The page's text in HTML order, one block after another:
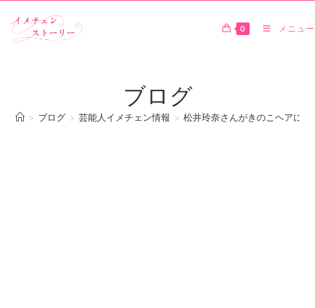
0 メニュー
ブログ
> ブログ > 芸能人イメチェン情報 > 松井玲奈さんがきのこヘアにイ